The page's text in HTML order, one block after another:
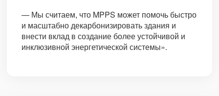
— Мы считаем, что MPPS может помочь быстро
и масштабно декарбонизировать здания и
внести вклад в создание более устойчивой и
инклюзивной энергетической системы».